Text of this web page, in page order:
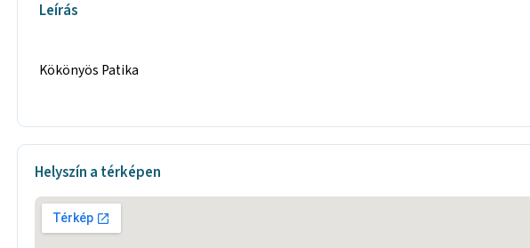
Leírás
Kökönyös Patika
Helyszín a térképen